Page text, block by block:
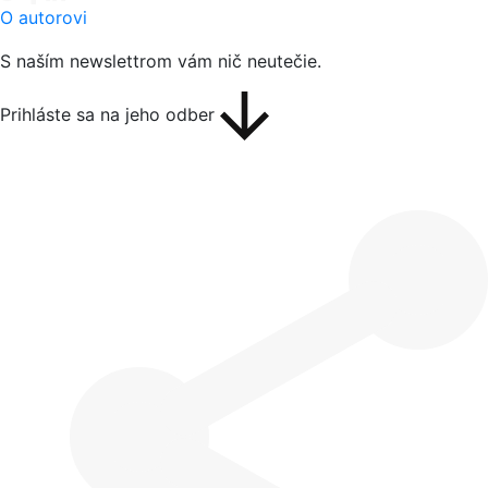
O autorovi
S naším newslettrom vám nič neutečie.
Prihláste sa na jeho odber